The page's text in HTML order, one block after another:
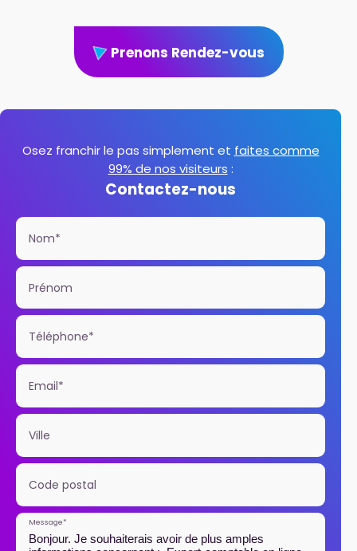
Prenons Rendez-vous
Osez franchir le pas simplement et faites comme
99% de nos visiteurs :
Contactez-nous
Nom*
Prénom
Téléphone*
Email*
Ville
Code postal
Message*